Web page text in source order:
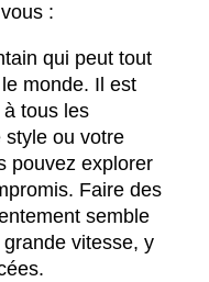
:
qui peut tout
monde. Il est
tous les
style ou votre
pouvez explorer
Faire des
semble
vitesse, y